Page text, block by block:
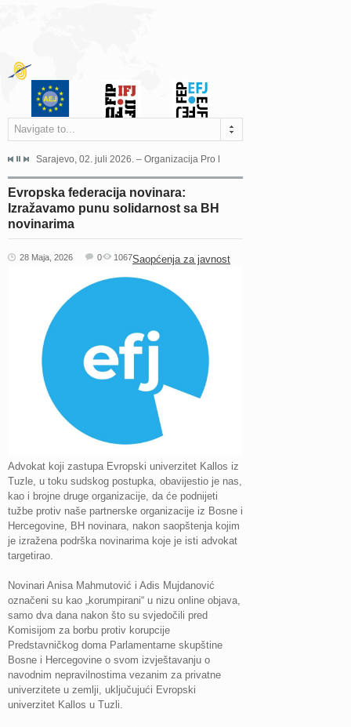
Navigate to...
Grada Sarajeva povodom Dana Sarajeva dugogodišnjoj...
Sarajevo, 02. juli 2026. – Organizacija Pro Educa juče je uspješno
Evropska federacija novinara:
Izražavamo punu solidarnost sa BH
novinarima
28 Maja, 2026 Saopćenja za javnost
0 1067
Advokat koji zastupa Evropski univerzitet Kallos iz
Tuzle, u toku sudskog postupka, obavijestio je nas,
kao i brojne druge organizacije, da će podnijeti
tužbe protiv naše partnerske organizacije iz Bosne i
Hercegovine, BH novinara, nakon saopštenja kojim
je izražena podrška novinarima koje je isti advokat
targetirao.
Novinari Anisa Mahmutović i Adis Mujdanović
označeni su kao „korumpirani“ u nizu online objava,
samo dva dana nakon što su svjedočili pred
Komisijom za borbu protiv korupcije
Predstavničkog doma Parlamentarne skupštine
Bosne i Hercegovine o svom izvještavanju o
navodnim nepravilnostima vezanim za privatne
univerzitete u zemlji, uključujući Evropski
univerzitet Kallos u Tuzli.